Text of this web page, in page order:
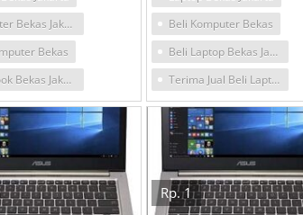
Komputer Bekas Jakarta
Bekas
Notebook Bekas Jakarta
Beli Komputer Bekas
Beli Laptop Bekas Jakarta
Terima Jual Beli Laptop Bekas Jakarta
Rp. 1